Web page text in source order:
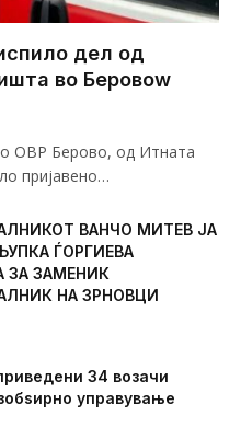
дел од
во Беровоw
ОВР Берово, од Итната
пријавено…
ВАНЧО МИТЕВ ЈА
ЃОРГИЕВА
ЗА ЗАМЕНИК
НА ЗРНОВЦИ
34 возачи
управување